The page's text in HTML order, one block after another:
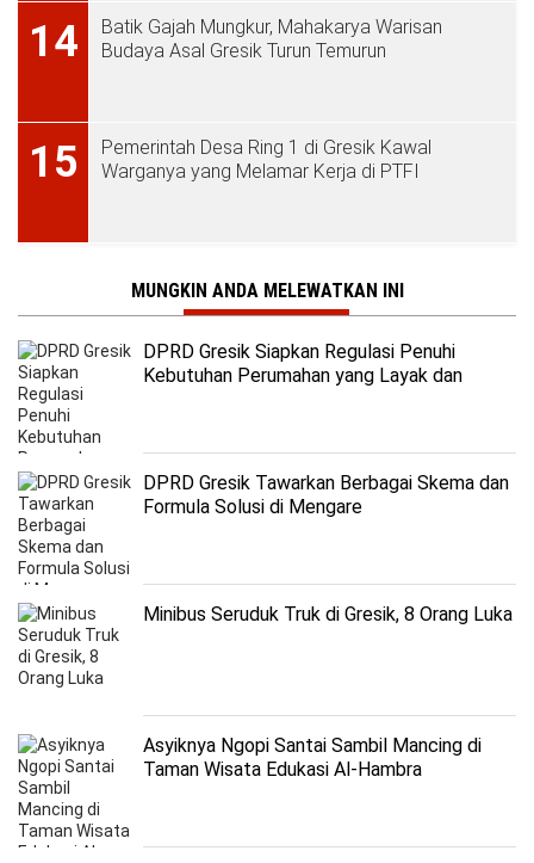
14
Batik Gajah Mungkur, Mahakarya Warisan
Budaya Asal Gresik Turun Temurun
15
Pemerintah Desa Ring 1 di Gresik Kawal
Warganya yang Melamar Kerja di PTFI
MUNGKIN ANDA MELEWATKAN INI
DPRD Gresik Siapkan Regulasi Penuhi
Kebutuhan Perumahan yang Layak dan
DPRD Gresik Tawarkan Berbagai Skema dan
Formula Solusi di Mengare
Minibus Seruduk Truk di Gresik, 8 Orang Luka
Asyiknya Ngopi Santai Sambil Mancing di
Taman Wisata Edukasi Al-Hambra